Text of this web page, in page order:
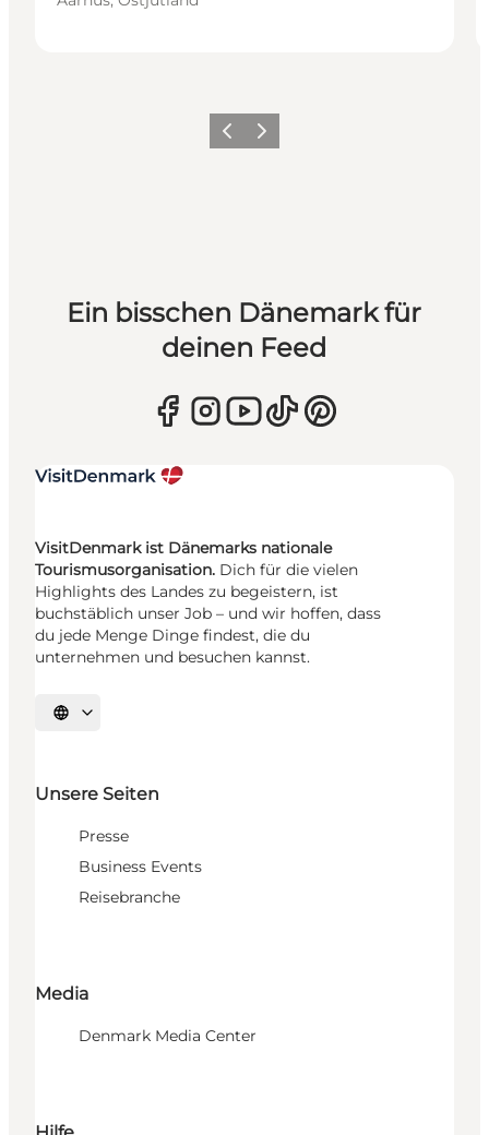
ZurückWeiter
Ein bisschen Dänemark für
deinen Feed
VisitDenmark ist Dänemarks nationale
Tourismusorganisation. Dich für die vielen
Highlights des Landes zu begeistern, ist
buchstäblich unser Job – und wir hoffen, dass
du jede Menge Dinge findest, die du
unternehmen und besuchen kannst.
Sprache auswählen
Unsere Seiten
Presse
Business Events
Reisebranche
Media
Denmark Media Center